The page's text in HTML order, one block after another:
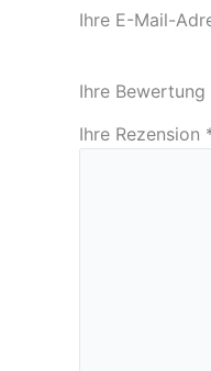
Ihre E-Mail-
Ihre Bewertung
Ihre Rezension